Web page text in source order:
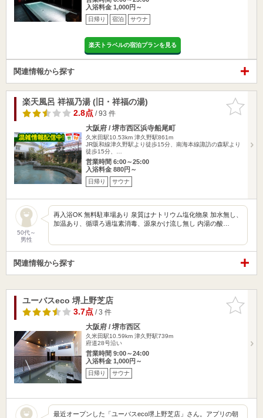
入浴料金 1,000円～
日帰り 宿泊 サウナ
楽天トラベルの宿泊プランを見る
関連情報から探す
お気に入
りに追加
楽天風呂 祥福乃湯 (旧・祥福の湯)
2.8点/ 93 件
大阪府 / 堺市西区浜寺船尾町
久米田駅10.53km 津久野駅861m
JR阪和線津久野駅より徒歩15分、南海本線諏訪の森駅より
徒歩15分、…
営業時間 6:00～25:00
入浴料金 880円～
日帰り サウナ
50代～
男性
再入浴OK 無料駐車場あり 泉質はナトリウム塩化物泉 加水無し、
加温あり、循環ろ過塩素消毒、源泉かけ流し無し 内湯の酸…
関連情報から探す
お気に入
りに追加
ユーバスeco 堺上野芝店
3.7点/ 3 件
大阪府 / 堺市西区
久米田駅10.59km 津久野駅739m
府道28号沿い
営業時間 9:00～24:00
入浴料金 1,000円～
日帰り サウナ
最近オープンした「ユーバスeco堺上野芝店」さん。アプリの朝